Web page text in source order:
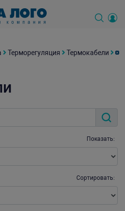
Терморегуляция
Термокабели
Показать:
Сортировать: